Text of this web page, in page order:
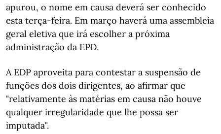
apurou, o nome em causa deverá ser conhecido
esta terça-feira. Em março haverá uma assembleia
geral eletiva que irá escolher a próxima
administração da EPD.
A EDP aproveita para contestar a suspensão de
funções dos dois dirigentes, ao afirmar que
"relativamente às matérias em causa não houve
qualquer irregularidade que lhe possa ser
imputada".